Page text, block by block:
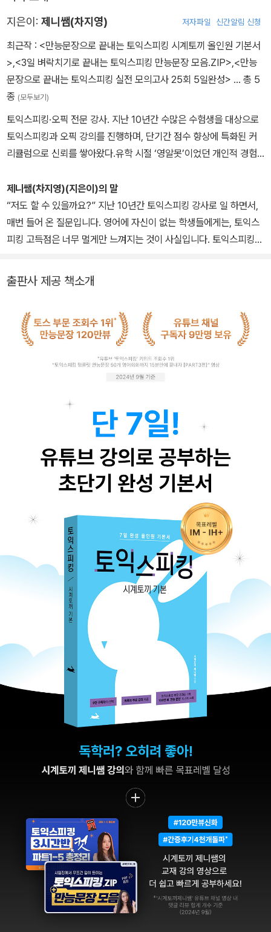
지은이: 제니쌤(차지영) 저자파일 신간알림 신청
최근작 : <만능문장으로 끝내는 토익스피킹 시계토끼 올인원 기본서
>,<3일 벼락치기로 끝내는 토익스피킹 만능문장 모음.ZIP>,<만능
문장으로 끝내는 토익스피킹 실전 모의고사 25회 5일완성> … 총 5
종 (모두보기)
토익스피킹·오픽 전문 강사. 지난 10년간 수많은 수험생을 대상으로
토익스피킹과 오픽 강의를 진행하며, 단기간 점수 향상에 특화된 커
리큘럼으로 신뢰를 쌓아왔다.유학 시절 ‘영알못’이었던 개인적 경험
가장 강력하다는 학습 철학을 확립했다. 이후 이를 ‘만능문장’이라는
형태로 체계화해, 누구나 따라 하면 말이 나오도록 돕는 실전 중심의
강의를 이어오고 있다. 현재는 ‘시계토끼’ 브랜드를 통해 기본서, 포켓
북, 유튜브 강의, 실전 모의고사까지 연계된 All-in-One 학습 시스템
제니쌤(차지영)(지은이)의 말
“저도 할 수 있을까요?” 지난 10년간 토익스피킹 강사로 일 하면서,
매번 들어 온 질문입니다. 영어에 자신이 없는 학생들에게는, 토익스
피킹 고득점은 너무 멀게만 느껴지는 것이 사실입니다. 토익스피킹은
방법만 익힌다면 누구나 단기간에 고득점을 받을 수 있는 시험이라고
확신 합니다. 그래서, 토익스피킹 시험에 즉각적으로 활용 할 수 있고,
장’을 활용해서 쉽고 빠른 고득점을 얻을 수 있게 기획 된 것이 바로
이 교재입니다. 또한, 본 교재는 유튜브 무료강의와 함께 공부 할 수
있기 때문에 초보 독학러에게 좋은 길라잡이가 될 것입니다. 본 교재
의 ‘만능문장’을 이용해 유형 연습, 실전 연습, 모의고사 연습을 순차
출판사 제공 책소개